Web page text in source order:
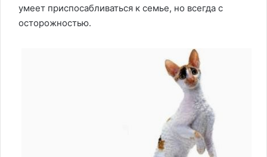
умеет приспосабливаться к семье, но всегда с
осторожностью.